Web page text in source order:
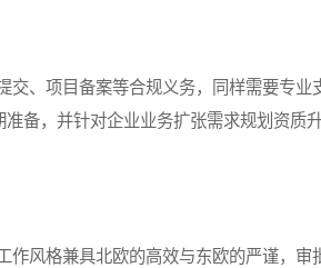
、项目备案等合规义务，同样需要专业
备，并针对企业业务扩张需求规划资质
风格兼具北欧的高效与东欧的严谨，审